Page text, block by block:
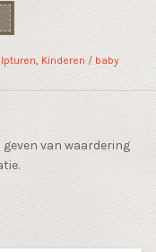
, Kinderen / baby
geven van waardering